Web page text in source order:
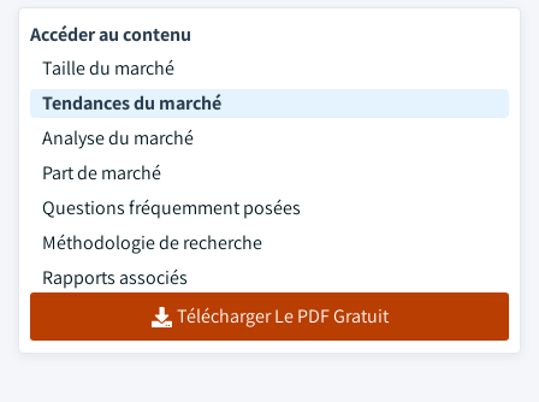
Accéder au contenu
Taille du marché
Tendances du marché
Analyse du marché
Part de marché
Questions fréquemment posées
Méthodologie de recherche
Rapports associés
Télécharger Le PDF Gratuit